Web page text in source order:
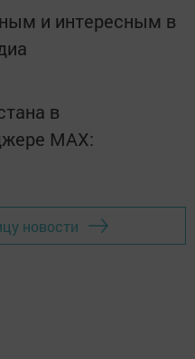
и интересным в
в
MАХ:
новости